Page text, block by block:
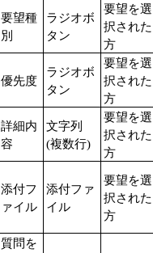
要望種
別
ラジオボ
タン
要望を選
択された
方
優先度
ラジオボ
タン
要望を選
択された
方
詳細内
容
文字列
(複数行)
要望を選
択された
方
添付フ
ァイル
添付ファ
イル
要望を選
択された
方
質問を